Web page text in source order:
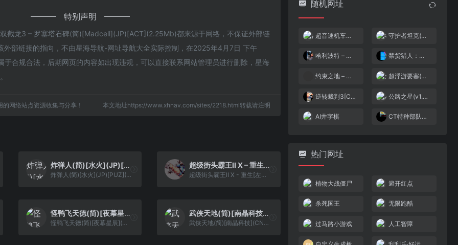
特别声明
截龙3 – 罗塞塔石碑(简)[Madcell](JP)[ACT](2.25Mb)都来源于网络，不保证外部链
外部链接的指向，不由星海导航-网址导航大全实际控制，在2025年4月7日 下午
合规合法，后期网页的内容如出现违规，可以直接联系网站管理员进行删除，星海
网络站点资源收集与分享！ 本文地址https://www.xhnav.com/sites/2218.html转载请注明
炸弹人(简)[水火](JP)[PUZ](0.37Mb)
炸弹人(简)[水火](JP)[PUZ](0.37Mb)
超级街头霸王II X – 重生[左马](简)(JP)(64.13Mb)
超级街头霸王II X - 重生[左马](简)(JP)(64.13Mb)
怪鸭飞天德(简)[夜幕星辰](US)[ACT](2Mb)
怪鸭飞天德(简)[夜幕星辰](US)[ACT](2Mb)
武侠天地(简)[南晶科技](CN)[RPG](8Mb)
武侠天地(简)[南晶科技](CN)[RPG](8Mb)
随机网址
超音速机车赛(简)[c1faceb0](JU)[RAC](0.31Mb) 守护者坦克(简)[虫虫](US)[STG](0.75Mb)
哈利波特 – 魔法石[shikeyu](v0.1)(简)(64Mb) 禁货猎人：时空的冒险者[TGB](测试)[简](JP)(128Mb)
约束之地 – 利维艾拉[PromisedLand](v1.05)[繁](JP)(256Mb) 超浮游要塞(简)[高伟](JP)[STG](0.31Mb)
逆转裁判3[CGP](v1.02)(简)(JP)(82.1Mb) 公路之星(v1.0)(简)[九班](JP)[RAC](1Mb)
AI井字棋 CT特种部队3-生化恐怖[Advance][v1.1](简)(JP)(32Mb)
热门网址
植物大战僵尸 避开红点
杀死国王 无限跑酷
过马路小游戏 人工智障